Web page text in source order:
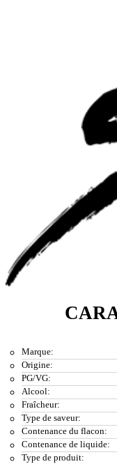
Marque:
Origine:
PG/VG:
Alcool:
Fraîcheur:
Type de saveur:
Contenance du flacon:
Contenance de liquide:
Type de produit: